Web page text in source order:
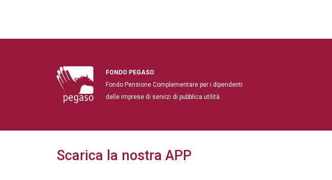
FONDO PEGASO
Fondo Pensione Complementare per i dipendenti
delle imprese di servizi di pubblica utilità
Scarica la nostra APP